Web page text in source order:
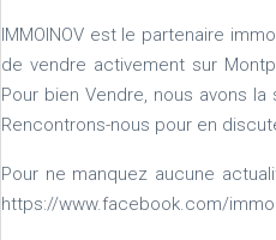
IMMOINOV est le partenaire
de vendre activement sur
Pour bien Vendre, nous avons
Rencontrons-nous pour en
Pour ne manquez aucune
https://www.facebook.com/